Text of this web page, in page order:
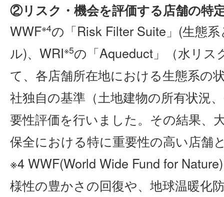
②リスク・機会を評価する店舗の特
WWF※4の「Risk Filter Suite」(生態
ル)、WRI※5の「Aqueduct」（水リス
て、各店舗所在地における生態系の
社独自の基準（土地建物の所有状況
要性評価を行いました。その結果、
保全における特に重要性の高い店舗
※4 WWF(World Wide Fund for
様性の豊かさの回復や、地球温暖化